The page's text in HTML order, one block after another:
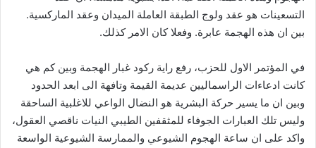
التسعينات هو عقد ولوج الطبقة العاملة الميدان وعقد الماركسية.
بين ان هذه الهجمة عابرة. وفعلا كان الامر كذلك.
في المؤتمر الاول للحزب، رفع راية ركود غبار الهجمة وبين كم هي
كانت ادعاءات الراسماليين عديمة القيمة وتافهة الى ابعد الحدود
وبين ان ما يسير حركة البشرية هو النضال الواعي للاغلبية الساحقة
وليس تلك العبارات الجوفاء للمثقفين الطيبي النيات ناقصي العقول،
واكد على ان ساعة الهجوم الشيوعي والممارسة الشيوعية الواسعة